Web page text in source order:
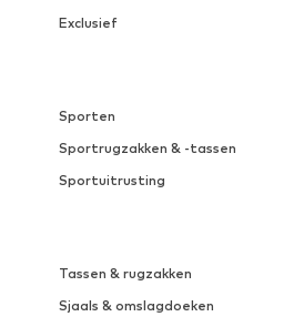
Exclusief
Sporten
Sportrugzakken & -tassen
Sportuitrusting
Tassen & rugzakken
Sjaals & omslagdoeken